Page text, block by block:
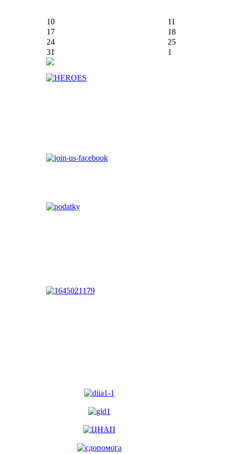
10
11
17
18
24
25
31
1